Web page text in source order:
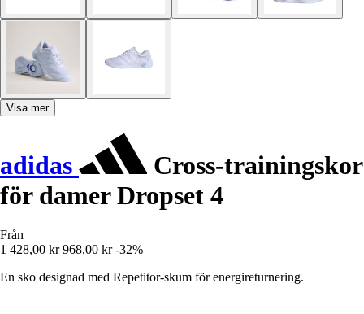
Visa mer
adidas
Cross-trainingskor
för damer Dropset 4
Från
1 428,00 kr 968,00 kr -32%
En sko designad med Repetitor-skum för energireturnering.